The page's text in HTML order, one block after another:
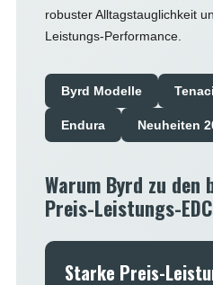
robuster Alltagstauglichkeit
Leistungs-Performance.
Byrd Modelle
Endura Neuheiten
Warum Byrd zu den
Preis-Leistungs-
Starke Preis-